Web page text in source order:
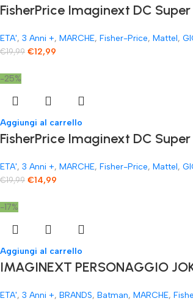
FisherPrice Imaginext DC
ETA', 3 Anni +, MARCHE, Fisher-Price, Mattel,
€19,99 €12,99
-25%
Aggiungi al carrello
FisherPrice Imaginext DC
ETA', 3 Anni +, MARCHE, Fisher-Price, Mattel,
€19,99 €14,99
-17%
Aggiungi al carrello
IMAGINEXT PERSONAGGIO
ETA', 3 Anni +, BRANDS, Batman, MARCHE,